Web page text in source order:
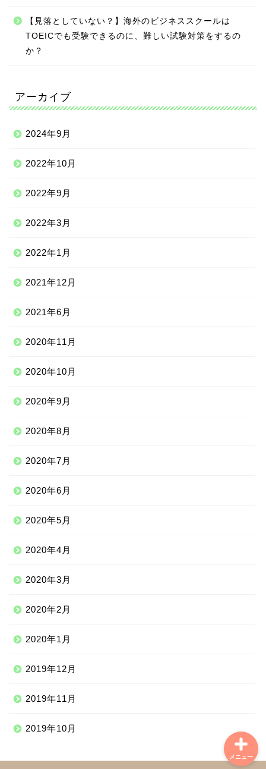
【見落としていない？】海外のビジネススクールは
TOEICでも受験できるのに、難しい試験対策をするの
か？
アーカイブ
2024年9月
2022年10月
2022年9月
2022年3月
2022年1月
2021年12月
2021年6月
2020年11月
2020年10月
2020年9月
2020年8月
2020年7月
2020年6月
2020年5月
2020年4月
2020年3月
2020年2月
2020年1月
2019年12月
2019年11月
2019年10月
メニュー